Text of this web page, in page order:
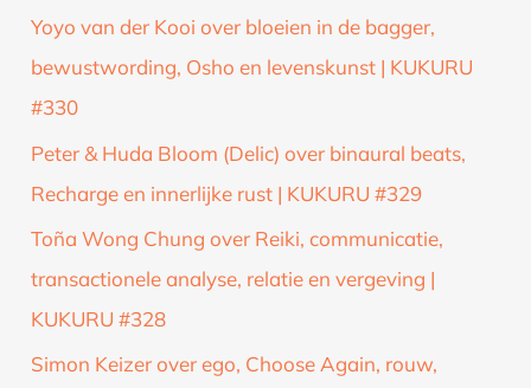
Yoyo van der Kooi over bloeien in de bagger,
bewustwording, Osho en levenskunst | KUKURU
#330
Peter & Huda Bloom (Delic) over binaural beats,
Recharge en innerlijke rust | KUKURU #329
Toña Wong Chung over Reiki, communicatie,
transactionele analyse, relatie en vergeving |
KUKURU #328
Simon Keizer over ego, Choose Again, rouw,